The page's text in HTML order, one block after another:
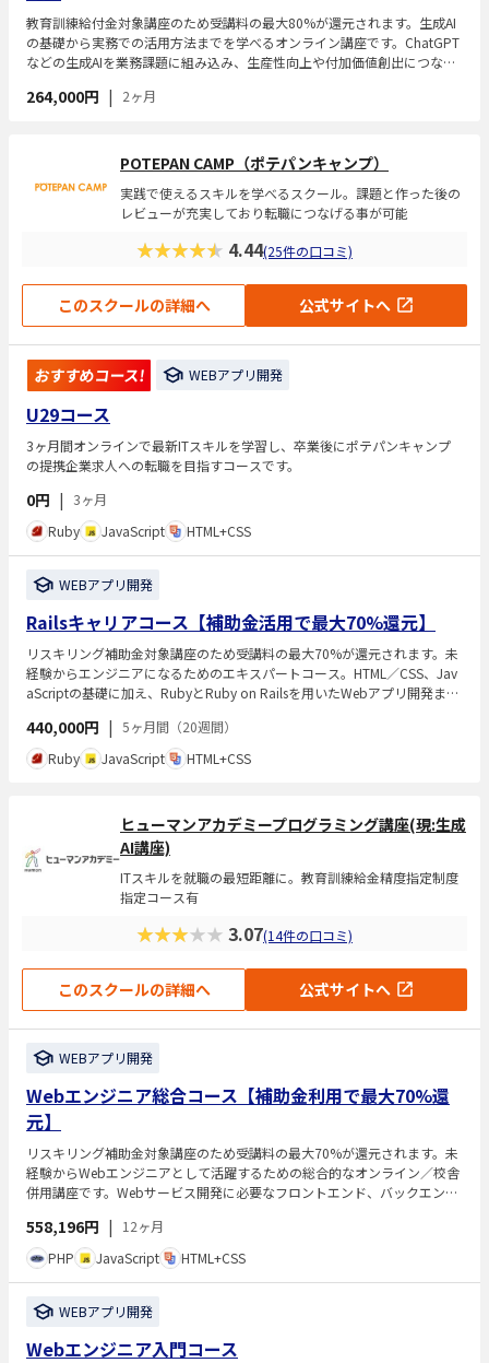
教育訓練給付金対象講座のため受講料の最大80%が還元されます。生成AI
の基礎から実務での活用方法までを学べるオンライン講座です。ChatGPT
などの生成AIを業務課題に組み込み、生産性向上や付加価値創出につなげ
ントの作成など、実践的な生成AIの活用スキルを段階的に習得できます。
264,000円 | 2ヶ月
POTEPAN CAMP（ポテパンキャンプ）
実践で使えるスキルを学べるスクール。課題と作った後の
レビューが充実しており転職につなげる事が可能
★★★★★ 4.44(25件の口コミ)
このスクールの詳細へ 公式サイトへ
おすすめコース! WEBアプリ開発
U29コース
3ヶ月間オンラインで最新ITスキルを学習し、卒業後にポテパンキャンプ
の提携企業求人への転職を目指すコースです。
0円 |
3ヶ月
Ruby
JavaScript HTML+CSS
WEBアプリ開発
Railsキャリアコース【補助金活用で最大70%還元】
リスキリング補助金対象講座のため受講料の最大70%が還元されます。未
経験からエンジニアになるためのエキスパートコース。HTML／CSS、Jav
aScriptの基礎に加え、RubyとRuby on Railsを用いたWebアプリ開発ま
発中心で、自走できる開発力を培い、卒業後は提携企業への求人紹介やポ
ートフォリオ支援などの転職支援を受けられます。受講期間は約5か月の2
0週間です。
440,000円 | 5ヶ月間（20週間）
Ruby
JavaScript HTML+CSS
ヒューマンアカデミープログラミング講座(現:生成
AI講座)
ITスキルを就職の最短距離に。教育訓練給金精度指定制度
指定コース有
★★★★★ 3.07(14件の口コミ)
このスクールの詳細へ 公式サイトへ
WEBアプリ開発
Webエンジニア総合コース【補助金利用で最大70%還
元】
リスキリング補助金対象講座のため受講料の最大70%が還元されます。未
経験からWebエンジニアとして活躍するための総合的なオンライン／校舎
併用講座です。Webサービス開発に必要なフロントエンド、バックエン
べます。現役エンジニア講師による直接指導やチャット質問、専任カウン
セラーによる学習サポートがあり、学習からキャリア形成まで包括的に支
援します。
558,196円 |
12ヶ月
PHP
JavaScript HTML+CSS
WEBアプリ開発
Webエンジニア入門コース